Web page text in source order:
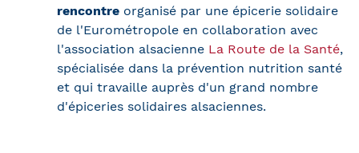
rencontre organisé par une épicerie solidaire
de l'Eurométropole en collaboration avec
l'association alsacienne La Route de la Santé,
spécialisée dans la prévention nutrition santé
et qui travaille auprès d'un grand nombre
d'épiceries solidaires alsaciennes.